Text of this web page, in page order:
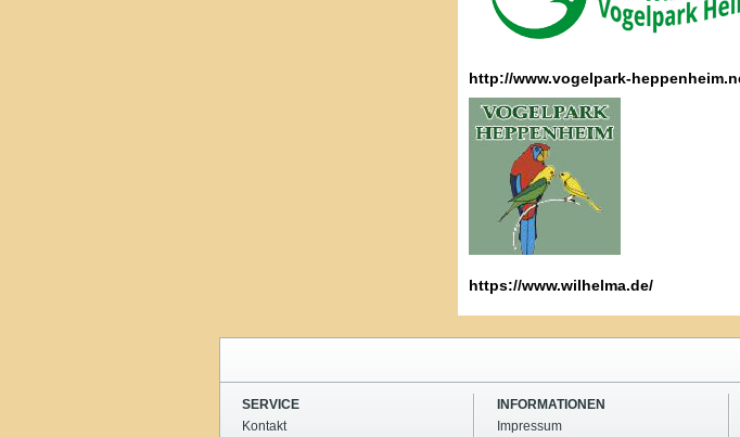
http://www.vogelpark-
https://www.wilhelma.de/
SERVICE
Kontakt
INFORMATIONEN
Impressum